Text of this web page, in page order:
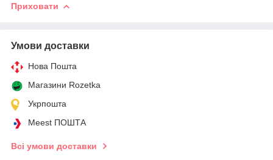
Приховати
Умови доставки
Нова Пошта
Магазини Rozetka
Укрпошта
Meest ПОШТА
Всі умови доставки